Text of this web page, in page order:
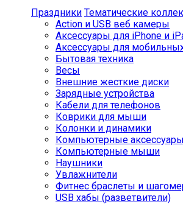
Праздники Тематические
Action и USB веб камеры
Аксессуары для iPhone и
Аксессуары для
Бытовая техника
Весы
Внешние жесткие диски
Зарядные устройства
Кабели для телефонов
Коврики для мыши
Колонки и динамики
Компьютерные аксессуары
Компьютерные мыши
Наушники
Увлажнители
Фитнес браслеты и
USB хабы (разветвители)